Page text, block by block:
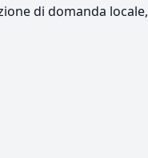
di domanda